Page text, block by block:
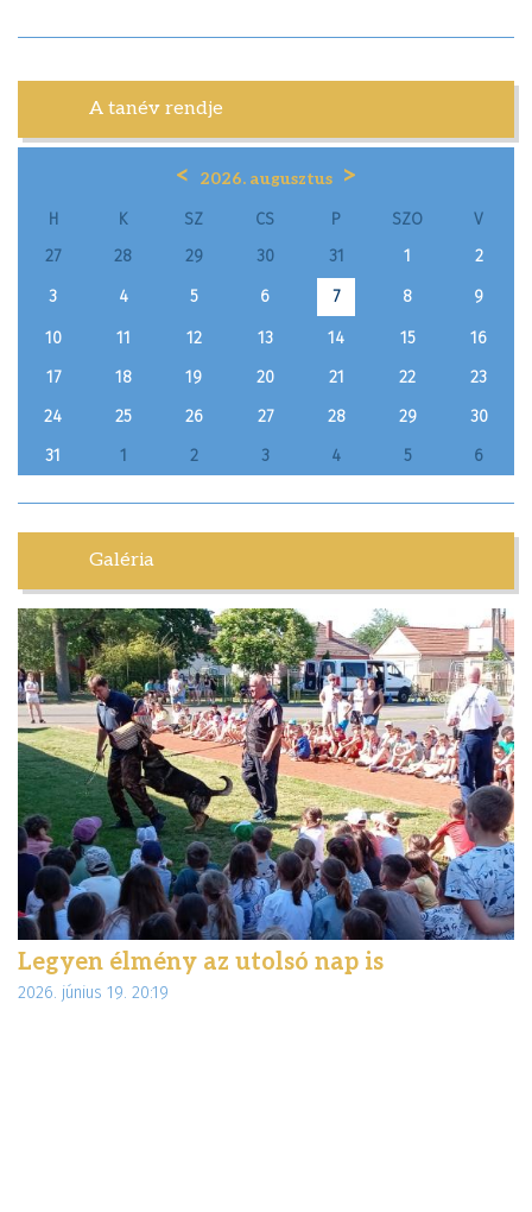
A tanév rendje
< 2026. augusztus >
H K SZ CS P SZO
V
27
28 29 30 31 1
2
3
4 5 6 7 8 9
10 11 12 13 14 15
16
17
18 19 20 21 22
23
24
25 26 27 28 29
30
31
1 2 3 4 5 6
Galéria
Legyen élmény az utolsó nap is
2026. június 19. 20:19